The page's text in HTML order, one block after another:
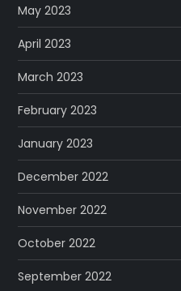
May 2023
April 2023
March 2023
February 2023
January 2023
December 2022
November 2022
October 2022
September 2022